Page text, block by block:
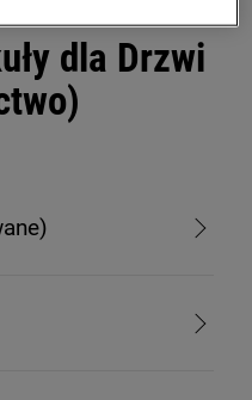
dla Drzwi